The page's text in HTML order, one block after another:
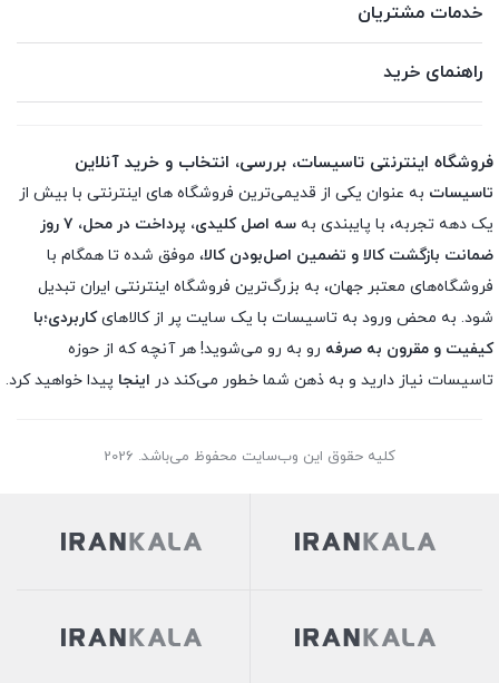
خدمات مشتریان
راهنمای خرید
فروشگاه اینترنتی تاسیسات، بررسی، انتخاب و خرید آنلاین
تاسیسات به عنوان یکی از قدیمی‌ترین فروشگاه های اینترنتی با بیش از
یک دهه تجربه، با پایبندی به
سه اصل کلیدی، پرداخت در محل، ۷ روز
ضمانت بازگشت کالا و تضمین اصل‌بودن کالا، موفق شده تا همگام با
فروشگاه‌های معتبر جهان، به بزرگ‌ترین فروشگاه اینترنتی ایران تبدیل
شود. به محض ورود به تاسیسات با یک سایت پر از کالاهایکاربردی؛با
کیفیت و مقرون به صرفه رو به رو می‌شوید! هر آنچه که از حوزه
تاسیسات نیاز دارید و به ذهن شما خطور می‌کند در اینجا پیدا خواهید کرد.
کلیه حقوق این وب‌سایت محفوظ می‌باشد. 2026